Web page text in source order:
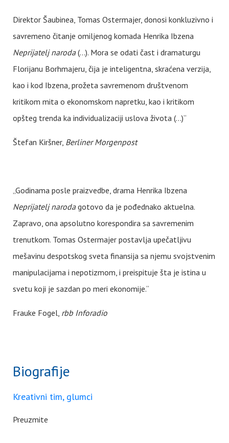
Direktor Šaubinea, Tomas Ostermajer, donosi konkluzivno i
savremeno čitanje omiljenog komada Henrika Ibzena
Neprijatelj naroda(...). Mora se odati čast i dramaturgu
Florijanu Borhmajeru, čija je inteligentna, skraćena verzija,
kao i kod Ibzena, prožeta savremenom društvenom
kritikom mita o ekonomskom napretku, kao i kritikom
opšteg trenda ka individualizaciji uslova života (...)“
Štefan Kiršner, Berliner Morgenpost
„Godinama posle praizvedbe, drama Henrika Ibzena
Neprijatelj narodagotovo da je pođednako aktuelna.
Zapravo, ona apsolutno korespondira sa savremenim
trenutkom. Tomas Ostermajer postavlja upečatljivu
mešavinu despotskog sveta finansija sa njemu svojstvenim
manipulacijama i nepotizmom, i preispituje šta je istina u
svetu koji je sazdan po meri ekonomije.“
Frauke Fogel, rbb Inforadio
Biografije
Kreativni tim, glumci
Preuzmite